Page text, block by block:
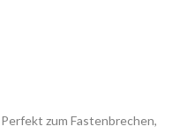
zum Fastenbrechen,